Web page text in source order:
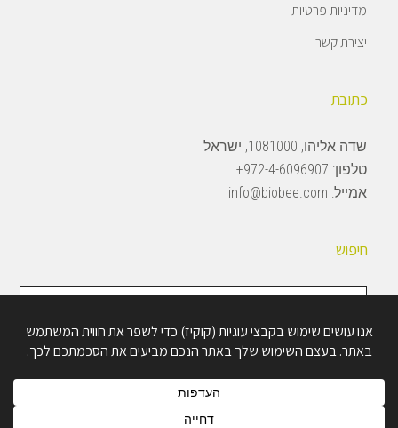
מדיניות פרטיות
יצירת קשר
כתובת
שדה אליהו, 1081000, ישראל
טלפון: 972-4-6096907+
אמייל: info@biobee.com
חיפוש
חיפוש